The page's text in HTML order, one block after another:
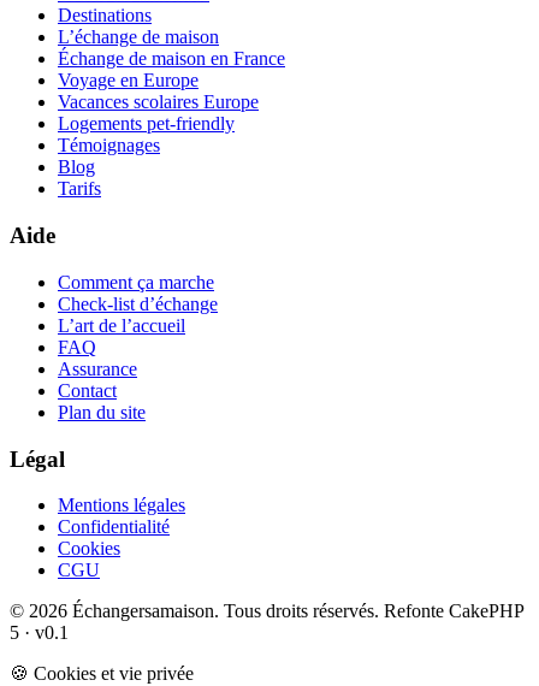
Destinations
L’échange de maison
Échange de maison en France
Voyage en Europe
Vacances scolaires Europe
Logements pet-friendly
Témoignages
Blog
Tarifs
Aide
Comment ça marche
Check-list d’échange
L’art de l’accueil
FAQ
Assurance
Contact
Plan du site
Légal
Mentions légales
Confidentialité
Cookies
CGU
© 2026 Échangersamaison. Tous droits réservés. Refonte CakePHP
5 · v0.1
🍪 Cookies et vie privée